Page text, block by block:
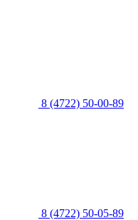
8 (4722) 50-00-89
8 (4722) 50-05-89